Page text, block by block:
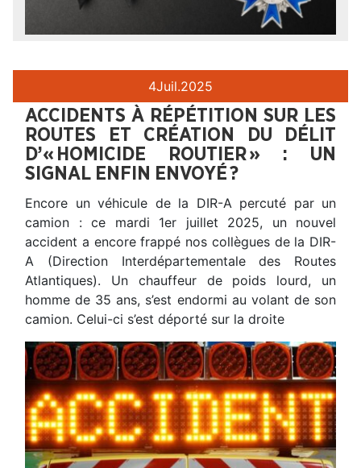
4Juil.2025
ACCIDENTS À RÉPÉTITION SUR LES
ROUTES ET CRÉATION DU DÉLIT
D’« HOMICIDE ROUTIER » : UN
SIGNAL ENFIN ENVOYÉ ?
Encore un véhicule de la DIR-A percuté par un
camion : ce mardi 1er juillet 2025, un nouvel
accident a encore frappé nos collègues de la DIR-
A (Direction Interdépartementale des Routes
Atlantiques). Un chauffeur de poids lourd, un
homme de 35 ans, s’est endormi au volant de son
camion. Celui-ci s’est déporté sur la droite